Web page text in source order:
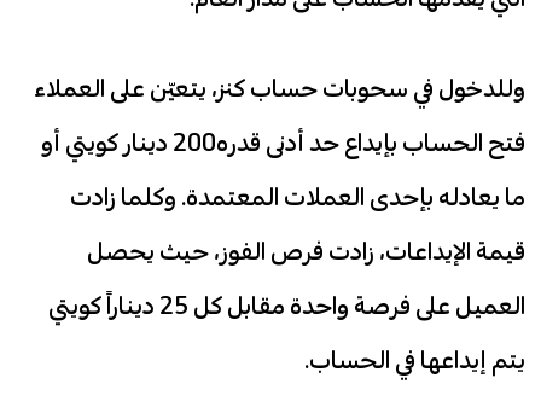
وللدخول في سحوبات حساب كنز، يتعيّن على العملاء
فتح الحساب بإيداع حد أدنى قدره200 دينار كويتي أو
ما يعادله بإحدى العملات المعتمدة. وكلما زادت
قيمة الإيداعات، زادت فرص الفوز، حيث يحصل
العميل على فرصة واحدة مقابل كل 25 ديناراً كويتي
يتم إيداعها في الحساب.